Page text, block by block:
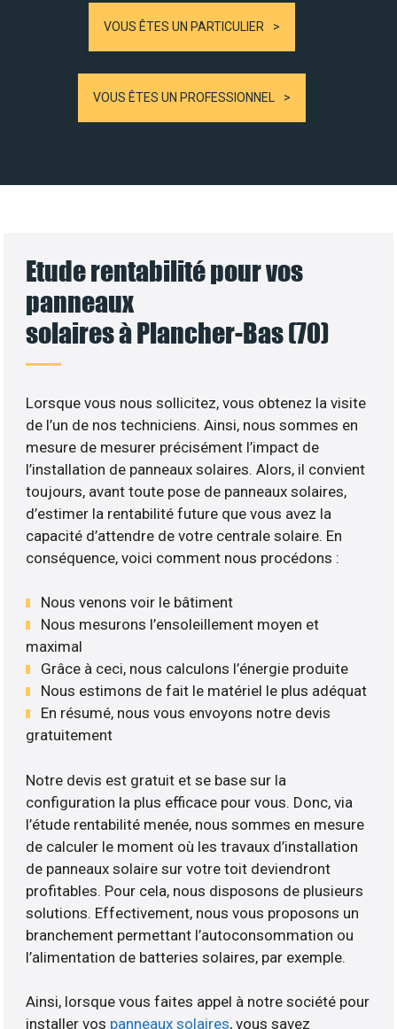
VOUS ÊTES UN PARTICULIER
VOUS ÊTES UN PROFESSIONNEL
Etude rentabilité pour vos
panneaux
solaires à Plancher-Bas (70)
Lorsque vous nous sollicitez, vous obtenez la visite
de l’un de nos techniciens. Ainsi, nous sommes en
mesure de mesurer précisément l’impact de
l’installation de panneaux solaires. Alors, il convient
toujours, avant toute pose de panneaux solaires,
d’estimer la rentabilité future que vous avez la
capacité d’attendre de votre centrale solaire. En
conséquence, voici comment nous procédons :
Nous venons voir le bâtiment
Nous mesurons l’ensoleillement moyen et
maximal
Grâce à ceci, nous calculons l’énergie produite
Nous estimons de fait le matériel le plus adéquat
En résumé, nous vous envoyons notre devis
gratuitement
Notre devis est gratuit et se base sur la
configuration la plus efficace pour vous. Donc, via
l’étude rentabilité menée, nous sommes en mesure
de calculer le moment où les travaux d’installation
de panneaux solaire sur votre toit deviendront
profitables. Pour cela, nous disposons de plusieurs
solutions. Effectivement, nous vous proposons un
branchement permettant l’autoconsommation ou
l’alimentation de batteries solaires, par exemple.
Ainsi, lorsque vous faites appel à notre société pour
installer vos panneaux solaires, vous savez